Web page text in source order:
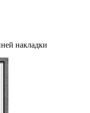
накладки